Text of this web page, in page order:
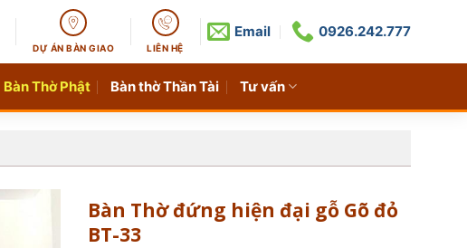
DỰ ÁN BÀN GIAO LIÊN HỆ
Email 0926.242.777
Bàn Thờ Phật Bàn thờ Thần Tài Tư vấn
Bàn Thờ đứng hiện đại gỗ Gõ đỏ
BT-33